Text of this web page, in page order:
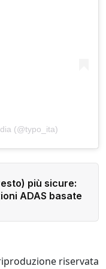
(@typo_ita)
più sicure:
ADAS basate
riservata